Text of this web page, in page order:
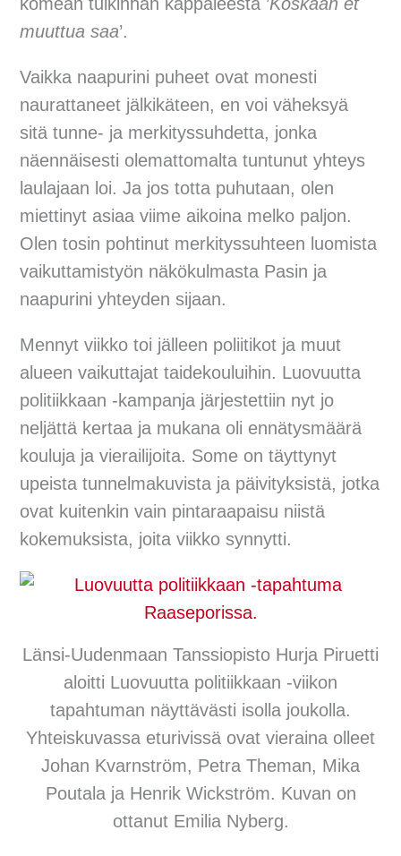
muuttua saa’.
Vaikka naapurini puheet ovat monesti
naurattaneet jälkikäteen, en voi väheksyä
sitä tunne- ja merkityssuhdetta, jonka
näennäisesti olemattomalta tuntunut yhteys
laulajaan loi. Ja jos totta puhutaan, olen
miettinyt asiaa viime aikoina melko paljon.
Olen tosin pohtinut merkityssuhteen luomista
vaikuttamistyön näkökulmasta Pasin ja
naapurini yhteyden sijaan.
Mennyt viikko toi jälleen poliitikot ja muut
alueen vaikuttajat taidekouluihin. Luovuutta
politiikkaan -kampanja järjestettiin nyt jo
neljättä kertaa ja mukana oli ennätysmäärä
kouluja ja vierailijoita. Some on täyttynyt
upeista tunnelmakuvista ja päivityksistä, jotka
ovat kuitenkin vain pintaraapaisu niistä
kokemuksista, joita viikko synnytti.
Länsi-Uudenmaan Tanssiopisto Hurja Piruetti
aloitti Luovuutta politiikkaan -viikon
tapahtuman näyttävästi isolla joukolla.
Yhteiskuvassa eturivissä ovat vieraina olleet
Johan Kvarnström, Petra Theman, Mika
Poutala ja Henrik Wickström. Kuvan on
ottanut Emilia Nyberg.